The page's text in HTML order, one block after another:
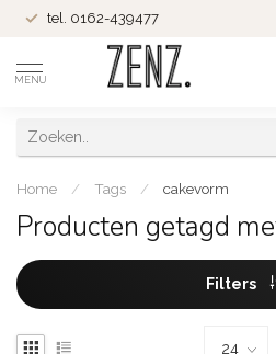
tel. 0162-439477
MENU
Home / Tags / cakevorm
Producten getagd
Filters